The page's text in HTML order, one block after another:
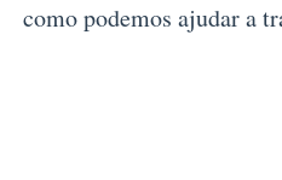
como podemos ajudar a